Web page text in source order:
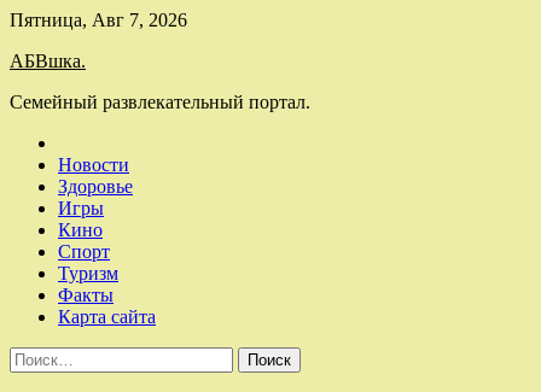
Skip
content
Пятница, Авг 7, 2026
АБВшка.
Семейный развлекательный портал.
Новости
Здоровье
Игры
Кино
Спорт
Туризм
Факты
Карта сайта
Найти: